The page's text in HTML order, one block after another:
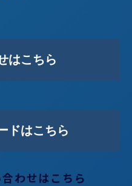
はこちら
ドはこちら
わせはこちら